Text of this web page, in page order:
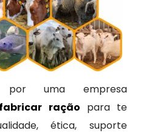
por uma empresa
fabricar ração para te
ética, suporte